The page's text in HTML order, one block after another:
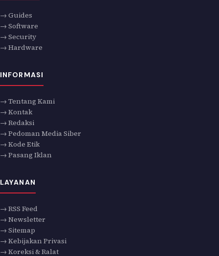
→ Guides
→ Software
→ Security
→ Hardware
INFORMASI
→ Tentang Kami
→ Kontak
→ Redaksi
→ Pedoman Media Siber
→ Kode Etik
→ Pasang Iklan
LAYANAN
→ RSS Feed
→ Newsletter
→ Sitemap
→ Kebijakan Privasi
→ Koreksi & Ralat